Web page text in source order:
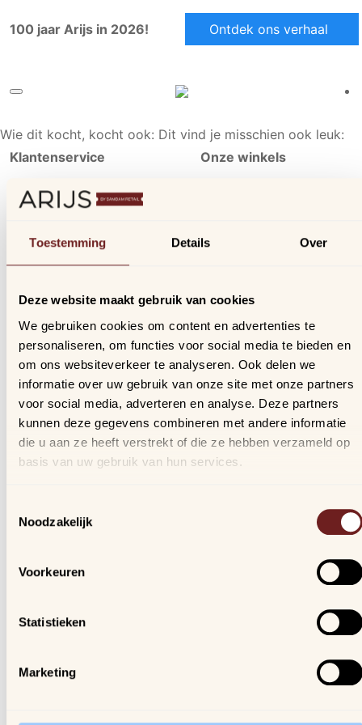
Toestemming Details Over
Deze website maakt gebruik van cookies
We gebruiken cookies om content en advertenties te
personaliseren, om functies voor social media te bieden en
om ons websiteverkeer te analyseren. Ook delen we
informatie over uw gebruik van onze site met onze partners
voor social media, adverteren en analyse. Deze partners
kunnen deze gegevens combineren met andere informatie
die u aan ze heeft verstrekt of die ze hebben verzameld op
basis van uw gebruik van hun services.
Noodzakelijk
Voorkeuren
Statistieken
Marketing
100 jaar Arijs in 2026! Ontdek ons verhaal
Wie dit kocht, kocht ook: Dit vind je misschien ook leuk:
Houtmarkt 6
Openingsuren winkel:
Klantenservice
Ons aanbod
Verzending & bezorging
Retourneren & ruilen
Online geschillen
Inloggen
Profiel
Bestellingen
Verlanglijstje
Veelgestelde vragen
Onze winkels
Samdam Nijvel
Nieuwsbrief
ontvang een kortingscode van 10%!